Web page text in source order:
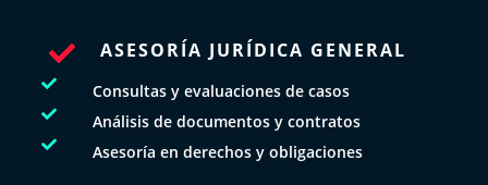
 ASESORÍA JURÍDICA GENERAL
 Consultas y evaluaciones de casos
 Análisis de documentos y contratos
 Asesoría en derechos y obligaciones